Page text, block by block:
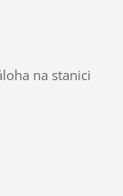
na stanici